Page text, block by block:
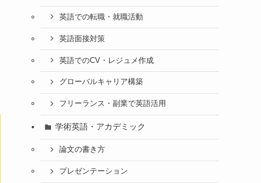
英語での転職・就職活動
英語面接対策
英語でのCV・レジュメ作成
グローバルキャリア構築
フリーランス・副業で英語活用
学術英語・アカデミック
論文の書き方
プレゼンテーション